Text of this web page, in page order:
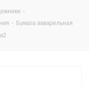
-
- Бумага акварельная